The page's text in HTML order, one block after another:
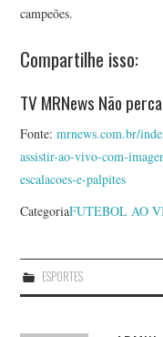
campeões.
Compartilhe isso:
TV MRNews Não
Fonte:mrnews.com.br/
assistir-ao-vivo-com-
escalacoes-e-palpites
CategoriaFUTEBOL AO
ESPORTES